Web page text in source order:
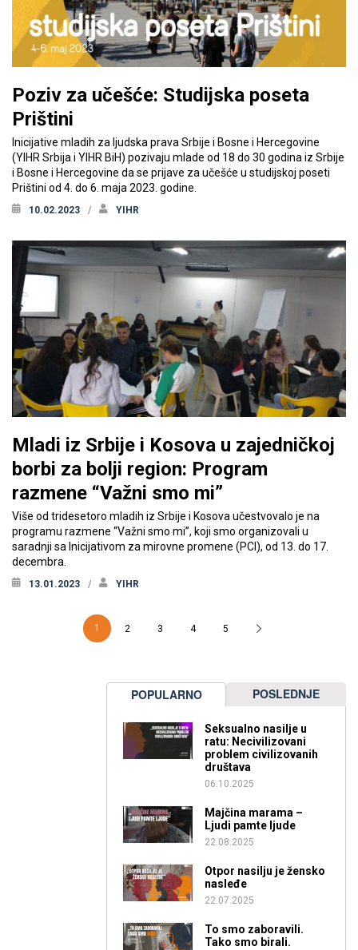
Poziv za učešće: Studijska poseta
Prištini
Inicijative mladih za ljudska prava Srbije i Bosne i Hercegovine
(YIHR Srbija i YIHR BiH) pozivaju mlade od 18 do 30 godina iz Srbije
i Bosne i Hercegovine da se prijave za učešće u studijskoj poseti
Prištini od 4. do 6. maja 2023. godine.
10.02.2023 YIHR
Mladi iz Srbije i Kosova u zajedničkoj
borbi za bolji region: Program
razmene “Važni smo mi”
Više od tridesetoro mladih iz Srbije i Kosova učestvovalo je na
programu razmene “Važni smo mi”, koji smo organizovali u
saradnji sa Inicijativom za mirovne promene (PCI), od 13. do 17.
decembra.
13.01.2023 YIHR
1 2 3 4 5
POPULARNO POSLEDNJE
Seksualno nasilje u
ratu: Necivilizovani
problem civilizovanih
društava
06.10.2025
Majčina marama –
Ljudi pamte ljude
22.08.2025
Otpor nasilju je žensko
nasleđe
22.07.2025
To smo zaboravili.
Tako smo birali.